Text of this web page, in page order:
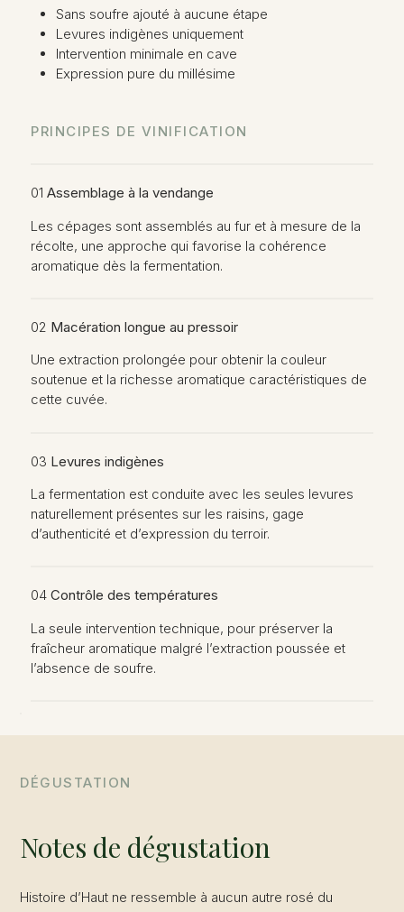
Sans soufre ajouté à aucune étape
Levures indigènes uniquement
Intervention minimale en cave
Expression pure du millésime
PRINCIPES DE VINIFICATION
01Assemblage à la vendange
Les cépages sont assemblés au fur et à mesure de la
récolte, une approche qui favorise la cohérence
aromatique dès la fermentation.
02 Macération longue au pressoir
Une extraction prolongée pour obtenir la couleur
soutenue et la richesse aromatique caractéristiques de
cette cuvée.
03 Levures indigènes
La fermentation est conduite avec les seules levures
naturellement présentes sur les raisins, gage
d’authenticité et d’expression du terroir.
04Contrôle des températures
La seule intervention technique, pour préserver la
fraîcheur aromatique malgré l’extraction poussée et
l’absence de soufre.
DÉGUSTATION
Notes de dégustation
Histoire d’Haut ne ressemble à aucun autre rosé du